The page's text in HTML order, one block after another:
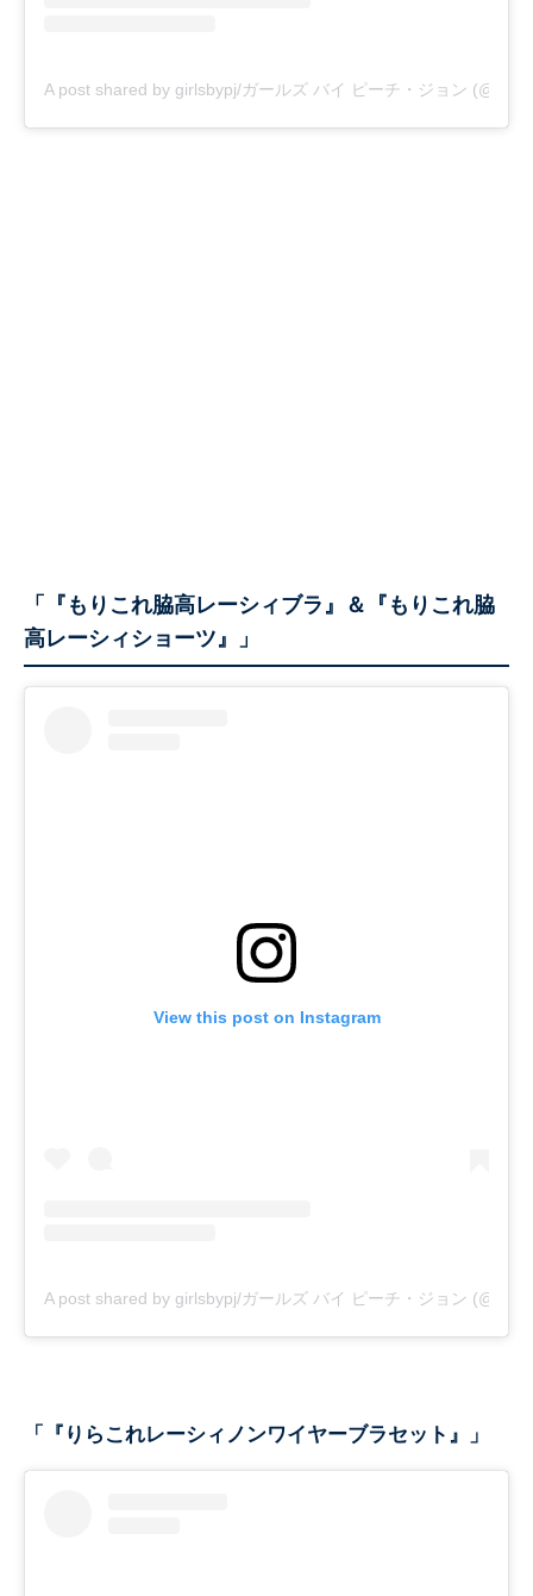
A post shared by girlsbypj/ガールズ バイ ピーチ・ジョン
「『もりこれ脇高レーシィブラ』＆『もりこれ脇
高レーシィショーツ』」
View this post on Instagram
A post shared by girlsbypj/ガールズ バイ ピーチ・ジョン
「『りらこれレーシィノンワイヤーブラセット』」